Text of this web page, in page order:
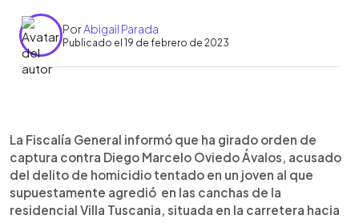
PorAbigail Parada
Publicado el 19 de febrero de 2023
► Escuchar artículo
La Fiscalía General informó que ha girado orden de
captura contra Diego Marcelo Oviedo Ávalos, acusado
del delito de homicidio tentado en un joven al que
supuestamente agredió en las canchas de la
residencial Villa Tuscania, situada en la carretera hacia